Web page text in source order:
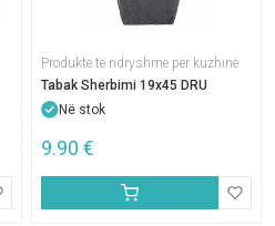
Produkte të ndryshme për kuzhinë
Tabak Sherbimi 19x45 DRU
Në stok
9.90 €